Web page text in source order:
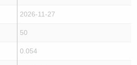
2026-11-27
50
0.054